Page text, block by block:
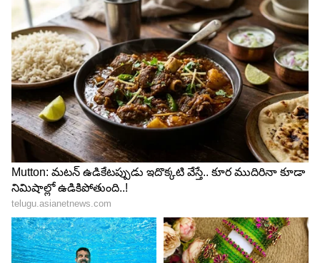
అలాగే, ఇటీవల జరిగిన ఎన్నికల్లో గెలిచి తమిళనాడు
ముఖ్యమంత్రిగా బాధ్యతలు చేపట్టిన సి. జోసెఫ్ విజయ్,
రూ.648 కోట్ల ఆస్తులతో (కొన్ని రిపోర్టుల ప్రకారం రూ.624
కోట్లు) మూడో స్థానంలో నిలిచారు. ఆయన ఆస్తులలో
రూ.313 కోట్లకు పైగా బ్యాంకు డిపాజిట్ల రూపంలోనే
ఉండటం గమనార్హం.
గతంలో, 2025లో ఏడీఆర్ (ADR) విడుదల చేసిన
జాబితాలో అరుణాచల్ ప్రదేశ్ ముఖ్యమంత్రి పెమా ఖండూ
(రూ.332 కోట్లు), కర్ణాటక మాజీ ముఖ్యమంత్రి సిద్ధరామయ్య
ముందుండేవారు. కానీ తాజా రాజకీయ మార్పుల తర్వాత,
డీకే శివకుమార్ (కర్ణాటక), చంద్రబాబు నాయుడు
(ఆంధ్రప్రదేశ్), విజయ్ (తమిళనాడు) ముగ్గురు దక్షిణాది